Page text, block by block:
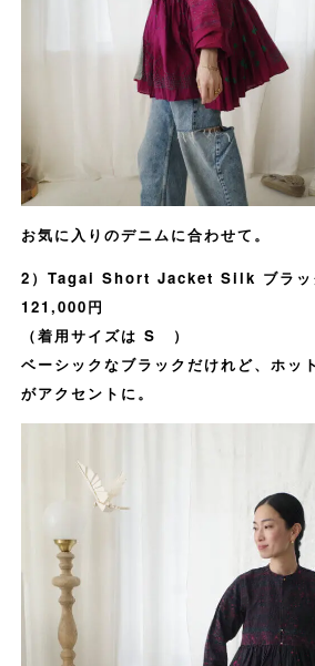
お気に入りのデニムに合わせて。
2）Tagai Short Jacket Silk ブラ
121,000円
（着用サイズは S ）
ベーシックなブラックだけれど、ホッ
がアクセントに。